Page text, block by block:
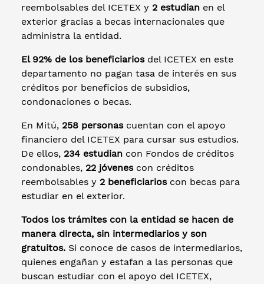
reembolsables del ICETEX y 2 estudian en el
exterior gracias a becas internacionales que
administra la entidad.
El 92% de los beneficiariosdel ICETEX en este
departamento no pagan tasa de interés en sus
créditos por beneficios de subsidios,
condonaciones o becas.
En Mitú, 258 personascuentan con el apoyo
financiero del ICETEX para cursar sus estudios.
De ellos, 234 estudian con Fondos de créditos
condonables, 22 jóvenescon créditos
reembolsables y 2 beneficiarios con becas para
estudiar en el exterior.
Todos los trámites con la entidad se hacen de
manera directa, sin intermediarios y son
gratuitos. Si conoce de casos de intermediarios,
quienes engañan y estafan a las personas que
buscan estudiar con el apoyo del ICETEX,